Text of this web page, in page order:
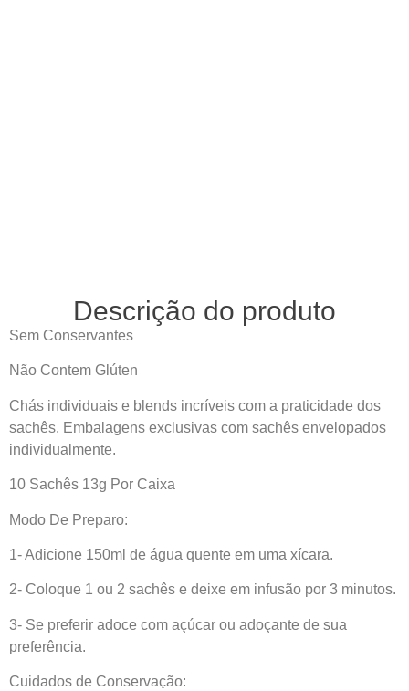
Descrição do produto
Sem Conservantes
Não Contem Glúten
Chás individuais e blends incríveis com a praticidade dos
sachês. Embalagens exclusivas com sachês envelopados
individualmente.
10 Sachês 13g Por Caixa
Modo De Preparo:
1- Adicione 150ml de água quente em uma xícara.
2- Coloque 1 ou 2 sachês e deixe em infusão por 3 minutos.
3- Se preferir adoce com açúcar ou adoçante de sua
preferência.
Cuidados de Conservação: